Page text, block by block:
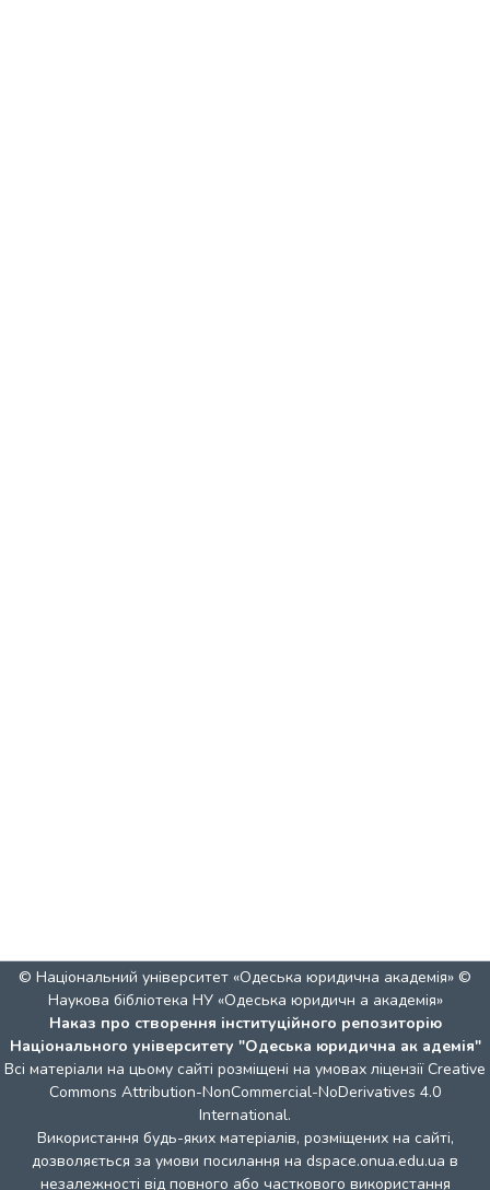
© Національний університет «Одеська юридична академія» ©
Наукова бібліотека НУ «Одеська юридичн а академія»
Наказ про створення інституційного репозиторію
Національного університету "Одеська юридична ак адемія"
Всі матеріали на цьому сайті розміщені на умовах ліцензії Creative
Commons Attribution-NonCommercial-NoDerivatives 4.0
International.
Використання будь-яких матеріалів, розміщених на сайті,
дозволяється за умови посилання на dspace.onua.edu.ua в
незалежності від повного або часткового використання